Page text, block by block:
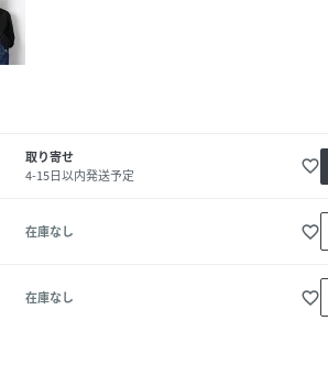
取り寄せ
4-15日以内発送予定
favorite_border
在庫なし favorite_border
在庫なし favorite_border